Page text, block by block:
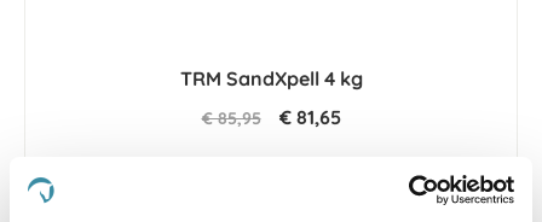
TRM SandXpell 4 kg
€ 85,95 € 81,65